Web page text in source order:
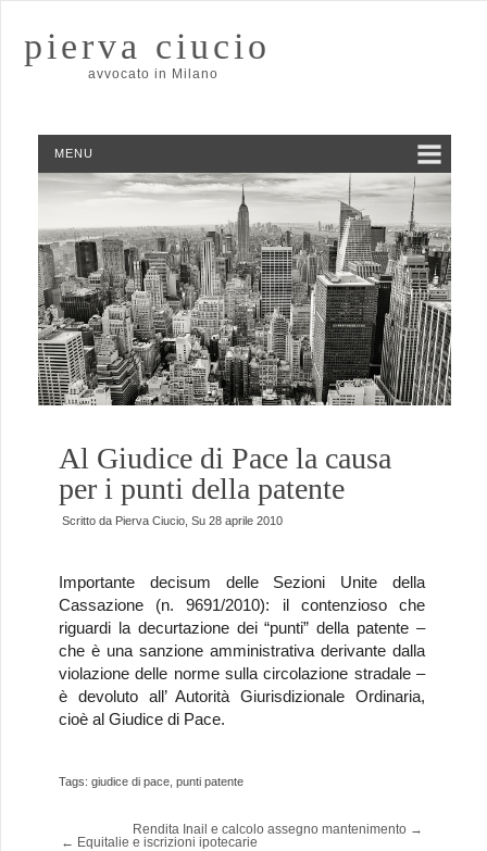
pierva ciucio
avvocato in Milano
MENU
Al Giudice di Pace la causa
per i punti della patente
Scritto da Pierva Ciucio, Su 28 aprile 2010
Importante decisum delle Sezioni Unite della
Cassazione (n. 9691/2010): il contenzioso che
riguardi la decurtazione dei “punti” della patente –
che è una sanzione amministrativa derivante dalla
violazione delle norme sulla circolazione stradale –
è devoluto all’ Autorità Giurisdizionale Ordinaria,
cioè al Giudice di Pace.
Tags: giudice di pace, punti patente
Rendita Inail e calcolo assegno mantenimento →
← Equitalie e iscrizioni ipotecarie